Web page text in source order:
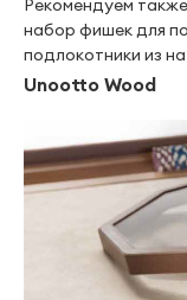
Рекомендуем
набор фишек для
подлокотники из
Unootto Wood